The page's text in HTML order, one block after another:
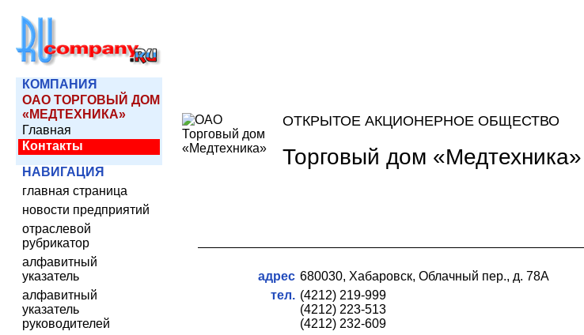
КОМПАНИЯ
ОАО ТОРГОВЫЙ ДОМ
«МЕДТЕХНИКА»
Главная
Контакты
НАВИГАЦИЯ
главная страница
новости предприятий
отраслевой
рубрикатор
алфавитный
указатель
алфавитный
указатель
руководителей
ОТКРЫТОЕ АКЦИОНЕРНОЕ ОБЩЕСТВО
Торговый дом «Медтехника»
адрес 680030, Хабаровск, Облачный пер., д. 78А
тел. (4212) 219-999
(4212) 223-513
(4212) 232-609